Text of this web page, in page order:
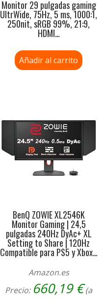
Monitor 29 pulgadas gaming
UltrWide, 75Hz, 5 ms, 1000:1,
250nit, sRGB 99%, 21:9,
HDMI…
Añadir al carrito
BenQ ZOWIE XL2546K
Monitor Gaming | 24,5
pulgadas 240Hz DyAc+ XL
Setting to Share | 120Hz
Compatible para PS5 y Xbox…
Amazon.es
Precio: 660,19€ (a